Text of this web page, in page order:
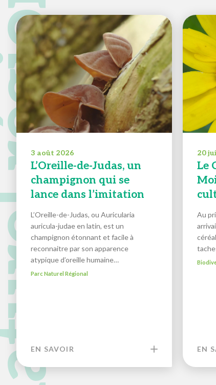
3 août 2026
L’Oreille-de-Judas, un
champignon qui se
lance dans l’imitation
L’Oreille-de-Judas, ou Auricularia
auricula-judae en latin, est un
champignon étonnant et facile à
reconnaitre par son apparence
atypique d’oreille humaine…
Parc Naturel Régional
EN SAVOIR
20
Le
Au
EN